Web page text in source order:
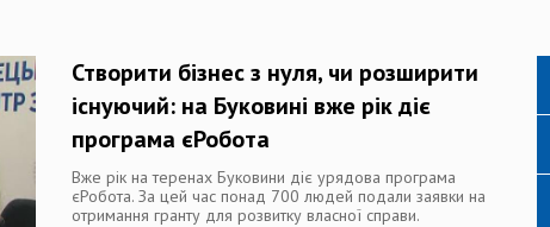
Створити бізнес з нуля, чи розширити
існуючий: на Буковині вже рік діє
програма єРобота
Вже рік на теренах Буковини діє урядова програма
єРобота. За цей час понад 700 людей подали заявки на
отримання гранту для розвитку власної справи.